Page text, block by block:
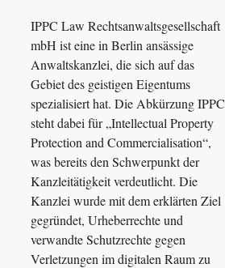
IPPC Law Rechtsanwaltsgesellschaft
mbH ist eine in Berlin ansässige
Anwaltskanzlei, die sich auf das
Gebiet des geistigen Eigentums
spezialisiert hat. Die Abkürzung IPPC
steht dabei für „Intellectual Property
Protection and Commercialisation“,
was bereits den Schwerpunkt der
Kanzleitätigkeit verdeutlicht. Die
Kanzlei wurde mit dem erklärten Ziel
gegründet, Urheberrechte und
verwandte Schutzrechte gegen
Verletzungen im digitalen Raum zu